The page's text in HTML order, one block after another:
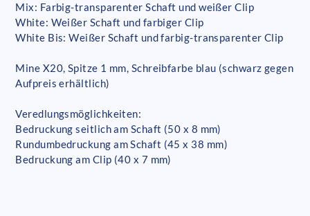
Mix: Farbig-transparenter Schaft und weißer Clip
White: Weißer Schaft und farbiger Clip
White Bis: Weißer Schaft und farbig-transparenter Clip
Mine X20, Spitze 1 mm, Schreibfarbe blau (schwarz gegen
Aufpreis erhältlich)
Veredlungsmöglichkeiten:
Bedruckung seitlich am Schaft (50 x 8 mm)
Rundumbedruckung am Schaft (45 x 38 mm)
Bedruckung am Clip (40 x 7 mm)